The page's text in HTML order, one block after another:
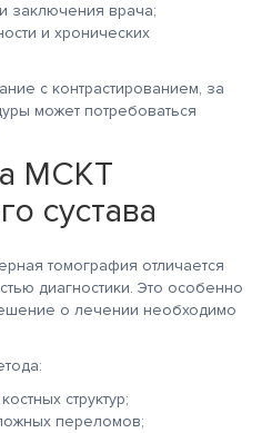
заключения врача;
и хронических
с контрастированием, за
может потребоваться
МСКТ
сустава
томография отличается
диагностики. Это особенно
о лечении необходимо
структур;
переломов;